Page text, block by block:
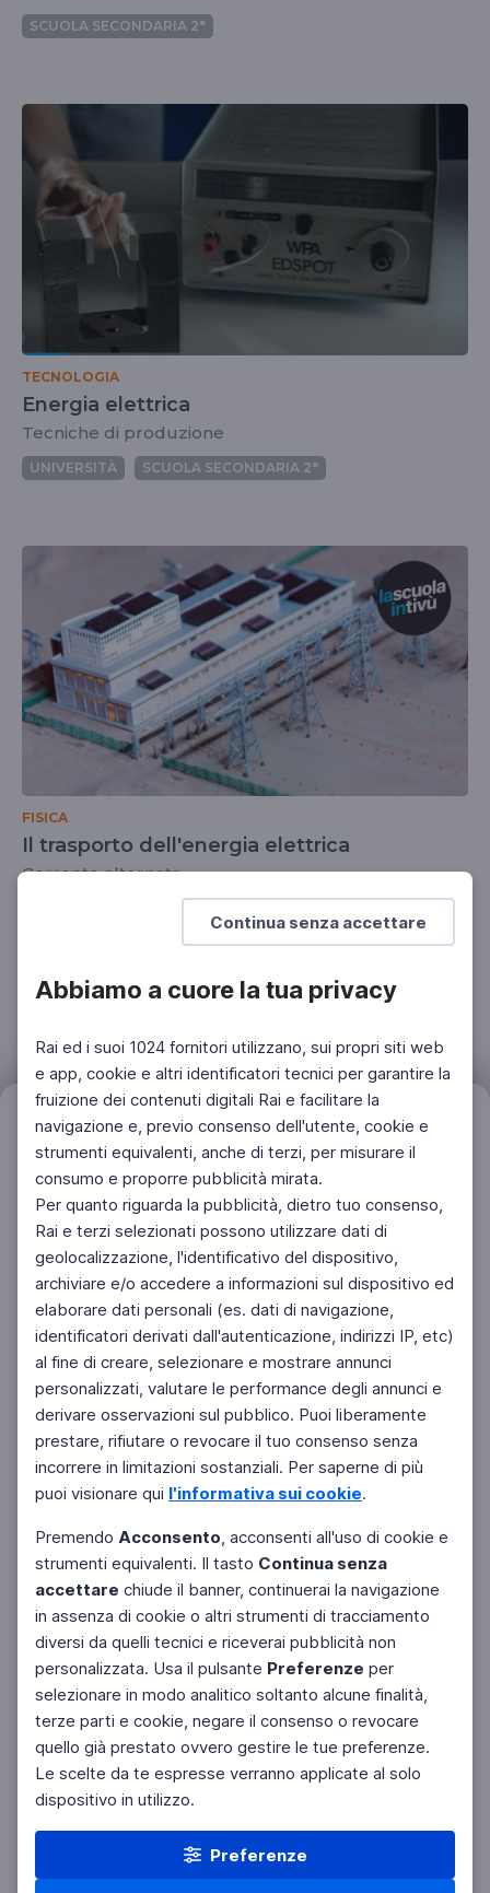
Continua senza accettare
Abbiamo a cuore la tua privacy
Rai ed i suoi 1024 fornitori utilizzano, sui propri siti web
e app, cookie e altri identificatori tecnici per garantire la
fruizione dei contenuti digitali Rai e facilitare la
navigazione e, previo consenso dell'utente, cookie e
strumenti equivalenti, anche di terzi, per misurare il
consumo e proporre pubblicità mirata.
Per quanto riguarda la pubblicità, dietro tuo consenso,
Rai e terzi selezionati possono utilizzare dati di
geolocalizzazione, l'identificativo del dispositivo,
archiviare e/o accedere a informazioni sul dispositivo ed
elaborare dati personali (es. dati di navigazione,
identificatori derivati dall'autenticazione, indirizzi IP, etc)
al fine di creare, selezionare e mostrare annunci
personalizzati, valutare le performance degli annunci e
derivare osservazioni sul pubblico. Puoi liberamente
prestare, rifiutare o revocare il tuo consenso senza
incorrere in limitazioni sostanziali. Per saperne di più
puoi visionare qui l'informativa sui cookie.
Premendo Acconsento, acconsenti all'uso di cookie e
strumenti equivalenti. Il tasto Continua senza
accettare chiude il banner, continuerai la navigazione
in assenza di cookie o altri strumenti di tracciamento
diversi da quelli tecnici e riceverai pubblicità non
personalizzata. Usa il pulsante Preferenze per
selezionare in modo analitico soltanto alcune finalità,
terze parti e cookie, negare il consenso o revocare
quello già prestato ovvero gestire le tue preferenze.
Le scelte da te espresse verranno applicate al solo
dispositivo in utilizzo.
Preferenze
SCUOLA SECONDARIA 2°
TECNOLOGIA
Energia elettrica
Tecniche di produzione
UNIVERSITÀ SCUOLA SECONDARIA 2°
FISICA
Il trasporto dell'energia elettrica
Corrente alternata
Filtri Azzera
Facebook Twitter Instagram